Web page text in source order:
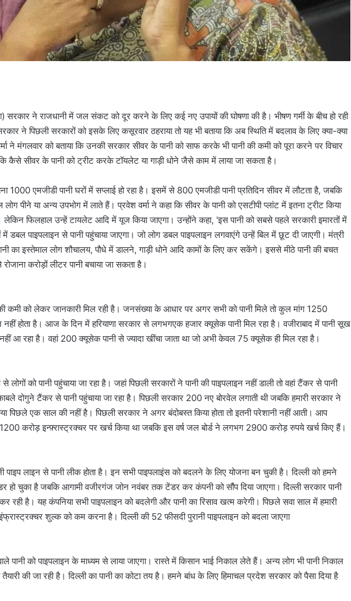
सरकार ने राजधानी में जल संकट को दूर करने के लिए कई नए उपायों की घोषणा की है। भीषण गर्मी के बीच हो रही
ने पिछली सरकारों को इसके लिए कसूरवार ठहराया तो यह भी बताया कि अब स्थिति में बदलाव के लिए क्या-क्या
ने मंगलवार को बताया कि उनकी सरकार सीवर के पानी को साफ करके भी पानी की कमी को पूरा करने पर विचार
कि कैसे सीवर के पानी को ट्रीट करके टॉयलेट या गाड़ी धोने जैसे काम में लाया जा सकता है।
1000 एमजीडी पानी घरों में सप्लाई हो रहा है। इसमें से 800 एमजीडी पानी प्रतिदिन सीवर में लौटता है, जबकि
पीने या अन्य उपभोग में लाते हैं। प्रवेश वर्मा ने कहा कि सीवर के पानी को एसटीपी प्लांट में इतना ट्रीट किया
लेकिन फिलहाल उन्हें टायलेट आदि में यूज किया जाएगा। उन्होंने कहा, 'इस पानी को सबसे पहले सरकारी इमारतों में
में डबल पाइपलाइन से पानी पहुंचाया जाएगा। जो लोग डबल पाइपलाइन लगवाएंगे उन्हें बिल में छूट दी जाएगी। मंत्री
का इस्तेमाल लोग शौचालय, पौधे में डालने, गाड़ी धोने आदि कामों के लिए कर सकेंगे। इससे मीठे पानी की बचत
करोड़ों लीटर पानी बचाया जा सकता है।
की कमी को लेकर जानकारी मिल रही है। जनसंख्या के आधार पर अगर सभी को पानी मिले तो कुल मांग 1250
होता है। आज के दिन में हरियाणा सरकार से लगभगएक हजार क्यूसेक पानी मिल रहा है। वजीराबाद में पानी सूख
आ रहा है। वहां 200 क्यूसेक पानी से ज्यादा खींचा जाता था जो अभी केवल 75 क्यूसेक ही मिल रहा है।
को पानी पहुंचाया जा रहा है। जहां पिछली सरकारों ने पानी की पाइपलाइन नहीं डाली तो वहां टैंकर से पानी
दोगुने टैंकर से पानी पहुंचाया जा रहा है। पिछली सरकार 200 नए बोरवेल लगाती थी जबकि हमारी सरकार ने
पिछले एक साल की नहीं है। पिछली सरकार ने अगर बंदोबस्त किया होता तो इतनी परेशानी नहीं आती। आप
करोड़ इन्फ़्रास्ट्रक्चर पर खर्च किया था जबकि इस वर्ष जल बोर्ड ने लगभग 2900 करोड़ रुपये खर्च किए हैं।
पाइप लाइन से पानी लीक होता है। इन सभी पाइपलाइंस को बदलने के लिए योजना बन चुकी है। दिल्ली को हमने
हो चुका है जबकि आगामी वजीरगंज जोन नवंबर तक टेंडर कर कंपनी को सौंप दिया जाएगा। दिल्ली सरकार पानी
है। यह कंपनिया सभी पाइपलाइन को बदलेगी और पानी का रिसाव खत्म करेगी। पिछले सवा साल में हमारी
शुल्क को कम करना है। दिल्ली की 52 फीसदी पुरानी पाइपलाइन को बदला जाएगा
पानी को पाइपलाइन के माध्यम से लाया जाएगा। रास्ते में किसान भाई निकाल लेते हैं। अन्य लोग भी पानी निकाल
की जा रही है। दिल्ली का पानी का कोटा तय है। हमने बांध के लिए हिमाचल प्रदेश सरकार को पैसा दिया है